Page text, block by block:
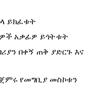
ይክፈቱት
አቃፊዎ ይጎትቱት
በቀኝ ጠቅ ያድርጉ እና
የመግቢያ መስኮቱን